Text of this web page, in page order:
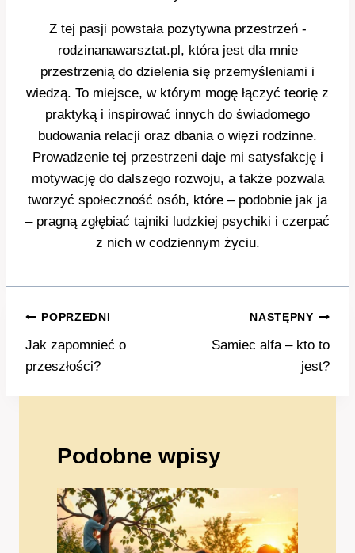
Z tej pasji powstała pozytywna przestrzeń -
rodzinanawarsztat.pl, która jest dla mnie
przestrzenią do dzielenia się przemyśleniami i
wiedzą. To miejsce, w którym mogę łączyć teorię z
praktyką i inspirować innych do świadomego
budowania relacji oraz dbania o więzi rodzinne.
Prowadzenie tej przestrzeni daje mi satysfakcję i
motywację do dalszego rozwoju, a także pozwala
tworzyć społeczność osób, które – podobnie jak ja
– pragną zgłębiać tajniki ludzkiej psychiki i czerpać
z nich w codziennym życiu.
Nawigacja
wpisu
POPRZEDNI
Jak zapomnieć o
przeszłości?
NASTĘPNY
Samiec alfa – kto to
jest?
Podobne wpisy